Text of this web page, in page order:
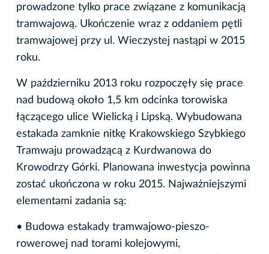
prowadzone tylko prace związane z komunikacją
tramwajową. Ukończenie wraz z oddaniem pętli
tramwajowej przy ul. Wieczystej nastąpi w 2015
roku.
W październiku 2013 roku rozpoczęły się prace
nad budową około 1,5 km odcinka torowiska
łączącego ulice Wielicką i Lipską. Wybudowana
estakada zamknie nitkę Krakowskiego Szybkiego
Tramwaju prowadzącą z Kurdwanowa do
Krowodrzy Górki. Planowana inwestycja powinna
zostać ukończona w roku 2015. Najważniejszymi
elementami zadania są:
• Budowa estakady tramwajowo-pieszo-
rowerowej nad torami kolejowymi,